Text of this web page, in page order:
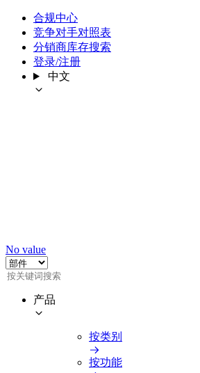
合规中心
竞争对手对照表
分销商库存搜索
登录/注册
中文
No value
产品
按类别
按功能